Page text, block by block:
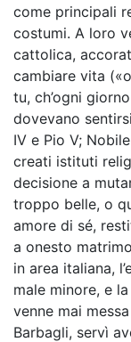
come principali
costumi. A loro
cattolica,
cambiare vita
tu, ch’ogni
dovevano
IV e Pio V;
creati istituti
decisione a
troppo belle, o
amore di sé,
a onesto
in area italiana,
male minore, e
venne mai
Barbagli, servì